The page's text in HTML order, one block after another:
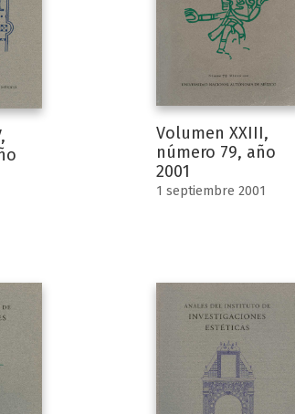
Volumen XXIII,
número 79, año
2001
1 septiembre 2001